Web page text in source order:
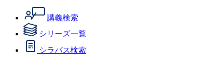
講義検索
シリーズ一覧
シラバス検索